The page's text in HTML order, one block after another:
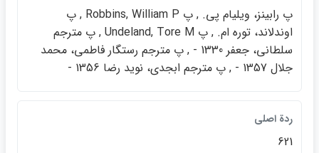
پ رابينز، ويليام پي. , پ Robbins, William P , پ
اوندلاند، توره ام. , پ Undeland, Tore M , پ مترجم
سلطاني، جعفر 1330 - , پ مترجم رستگار فاطمي، محمد
جلال 1357 - , پ مترجم ابجدي، نويد رضا 1356 -
ردة اصلي
621